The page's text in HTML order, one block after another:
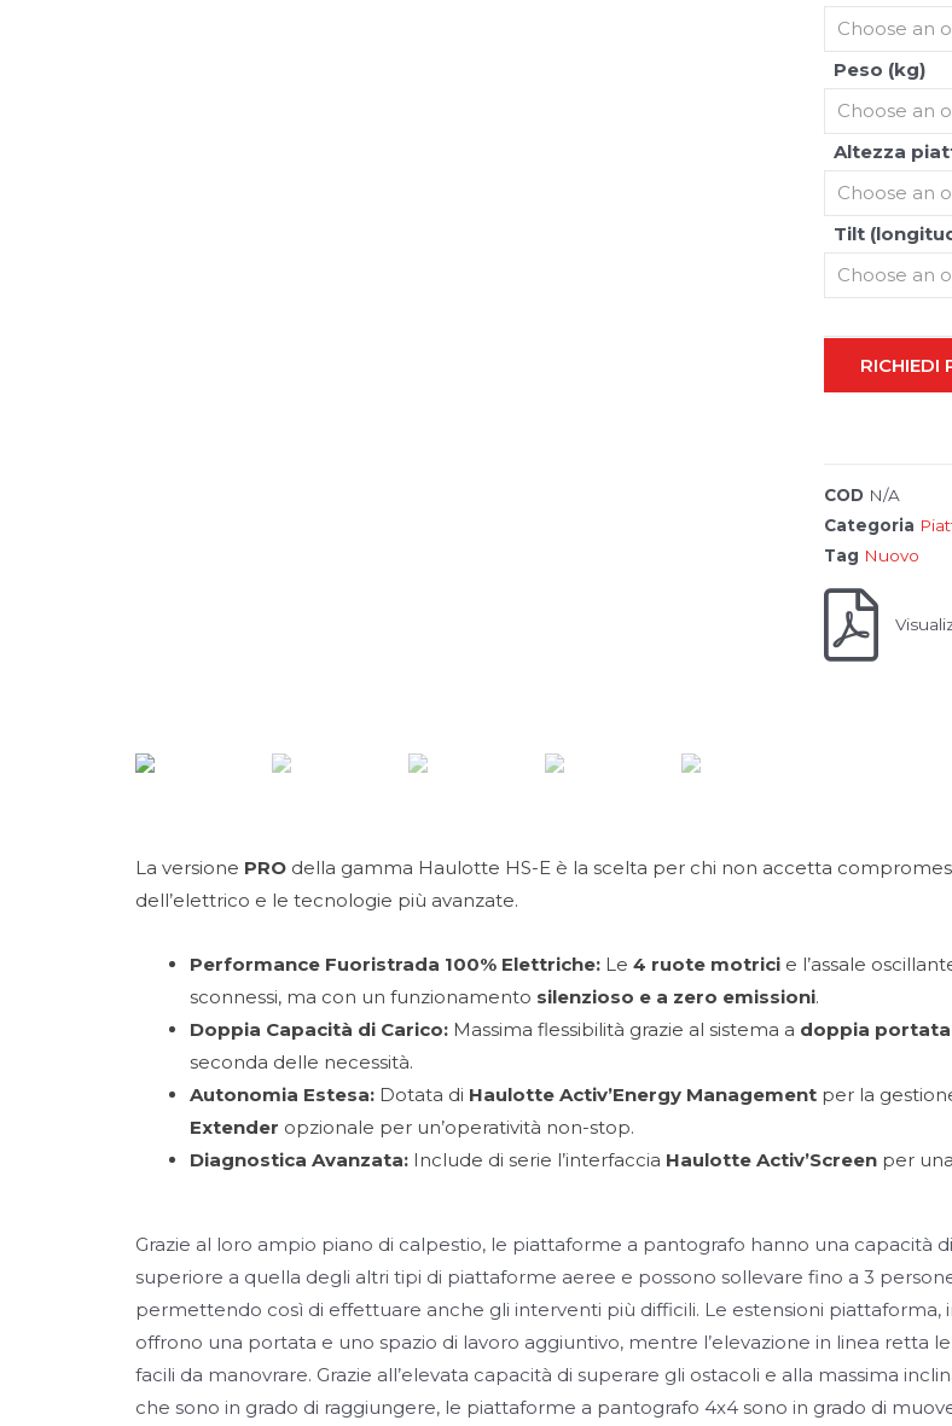
RICHIEDI
Peso (kg)
Altezza
Tilt
COD N/A
Categoria
Tag Nuovo
La versione PRO della gamma Haulotte HS-E è la scelta per chi non accetta
dell’elettrico e le tecnologie più avanzate.
Performance Fuoristrada 100% Elettriche: Le 4 ruote motrici e l’assale
sconnessi, ma con un funzionamento silenzioso e a zero emissioni.
Doppia Capacità di Carico: Massima flessibilità grazie al sistema a doppia portata
seconda delle necessità.
Autonomia Estesa: Dotata di Haulotte Activ’Energy Management per la
Extender opzionale per un’operatività non-stop.
Diagnostica Avanzata: Include di serie l’interfaccia Haulotte Activ’Screen per
Grazie al loro ampio piano di calpestio, le piattaforme a pantografo hanno una capacità
superiore a quella degli altri tipi di piattaforme aeree e possono sollevare fino a 3
permettendo così di effettuare anche gli interventi più difficili. Le estensioni piattaforma,
offrono una portata e uno spazio di lavoro aggiuntivo, mentre l’elevazione in linea retta
facili da manovrare. Grazie all’elevata capacità di superare gli ostacoli e alla massima
che sono in grado di raggiungere, le piattaforme a pantografo 4x4 sono in grado di